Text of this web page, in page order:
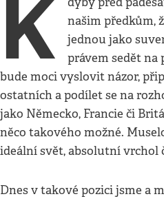
K
našim předkům,
jednou jako
právem sedět na
bude moci vyslovit názor,
ostatních a podílet se na
jako Německo, Francie či
něco takového možné.
ideální svět, absolutní vrchol
Dnes v takové pozici jsme a